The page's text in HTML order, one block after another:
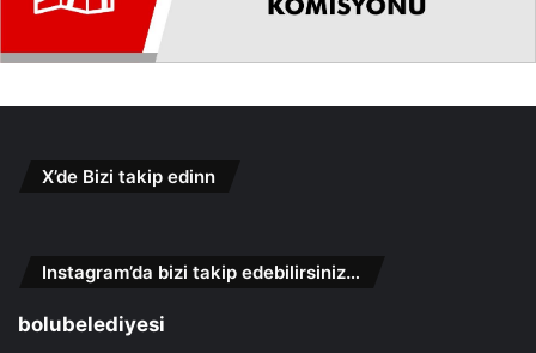
X’de Bizi takip edinn
Instagram’da bizi takip edebilirsiniz…
bolubelediyesi